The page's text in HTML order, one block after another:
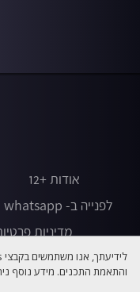
אודות +12
לפנייה ב- whatsapp
מדיניות
והתאמת התכנים. מידע נוסף